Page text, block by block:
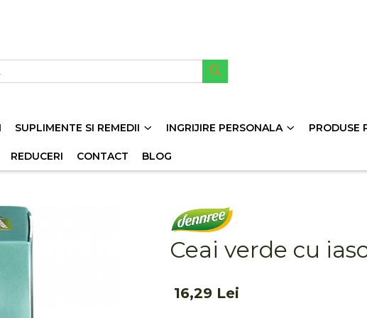
SUPLIMENTE SI REMEDII INGRIJIRE PERSONALA PRODUSE
REDUCERI CONTACT BLOG
Ceai verde cu
16,29 Lei